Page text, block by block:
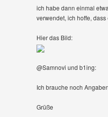
ich habe dann einmal
verwendet, ich hoffe, dass
Hier das Bild:
@Samnovi und b1ing:
Ich brauche noch
Grüße